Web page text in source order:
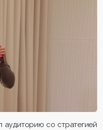
аудиторию со стратегией